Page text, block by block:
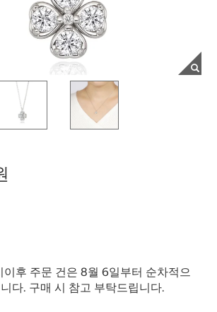
이후 주문 건은 8월 6일부터 순차적으
다. 구매 시 참고 부탁드립니다.